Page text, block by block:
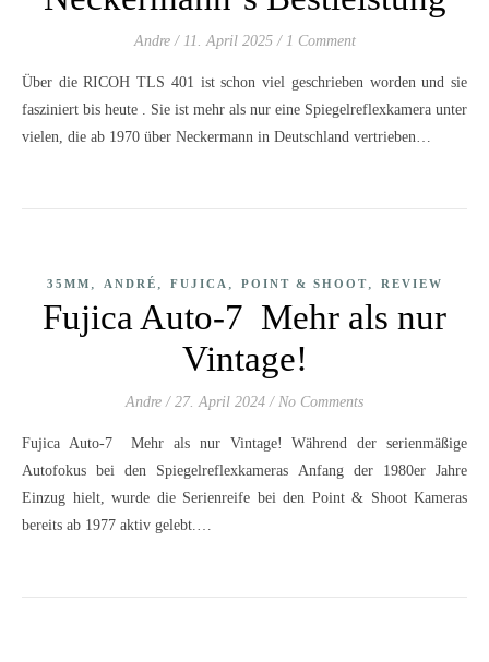
Andre / 11. April 2025 / 1 Comment
Über die RICOH TLS 401 ist schon viel geschrieben worden und sie
fasziniert bis heute . Sie ist mehr als nur eine Spiegelreflexkamera unter
vielen, die ab 1970 über Neckermann in Deutschland vertrieben…
35MM , ANDRÉ , FUJICA , POINT & SHOOT, REVIEW
Fujica Auto-7 Mehr als nur
Vintage!
Andre / 27. April 2024 / No Comments
Fujica Auto-7 Mehr als nur Vintage! Während der serienmäßige
Autofokus bei den Spiegelreflexkameras Anfang der 1980er Jahre
Einzug hielt, wurde die Serienreife bei den Point & Shoot Kameras
bereits ab 1977 aktiv gelebt.…